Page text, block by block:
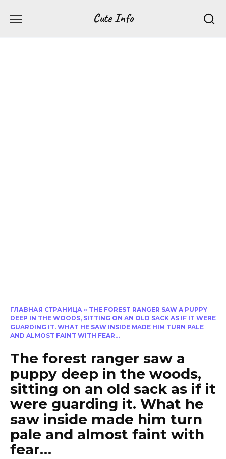
Cute Info
ГЛАВНАЯ СТРАНИЦА » THE FOREST RANGER SAW A PUPPY
DEEP IN THE WOODS, SITTING ON AN OLD SACK AS IF IT WERE
GUARDING IT. WHAT HE SAW INSIDE MADE HIM TURN PALE
AND ALMOST FAINT WITH FEAR…
The forest ranger saw a
puppy deep in the woods,
sitting on an old sack as if it
were guarding it. What he
saw inside made him turn
pale and almost faint with
fear…